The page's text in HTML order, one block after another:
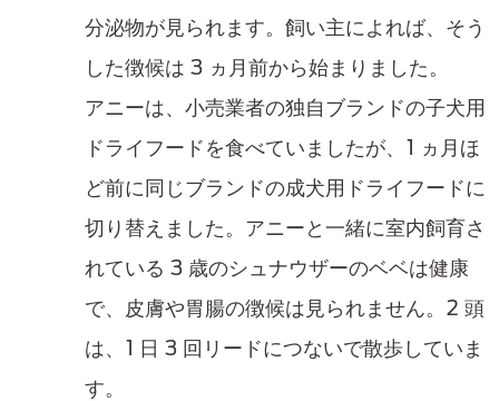
分泌物が見られます。飼い主によれば、そう
した徴候は 3 ヵ月前から始まりました。
アニーは、小売業者の独自ブランドの子犬用
ドライフードを食べていましたが、1 ヵ月ほ
ど前に同じブランドの成犬用ドライフードに
切り替えました。アニーと一緒に室内飼育さ
れている 3 歳のシュナウザーのベベは健康
で、皮膚や胃腸の徴候は見られません。2 頭
は、1 日 3 回リードにつないで散歩していま
す。